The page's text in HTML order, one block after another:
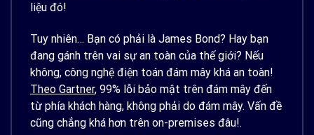
liệu đó!
Tuy nhiên… Bạn có phải là James Bond? Hay bạn
đang gánh trên vai sự an toàn của thế giới? Nếu
không, công nghệ điện toán đám mây khá an toàn!
Theo Gartner, 99% lỗi bảo mật trên đám mây đến
từ phía khách hàng, không phải do đám mây. Vấn đề
cũng chẳng khá hơn trên on-premises đâu!.